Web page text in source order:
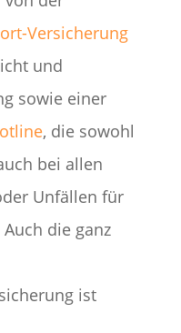
Versicherung
und
sowie einer
, die sowohl
bei allen
Unfällen für
die ganz
ist